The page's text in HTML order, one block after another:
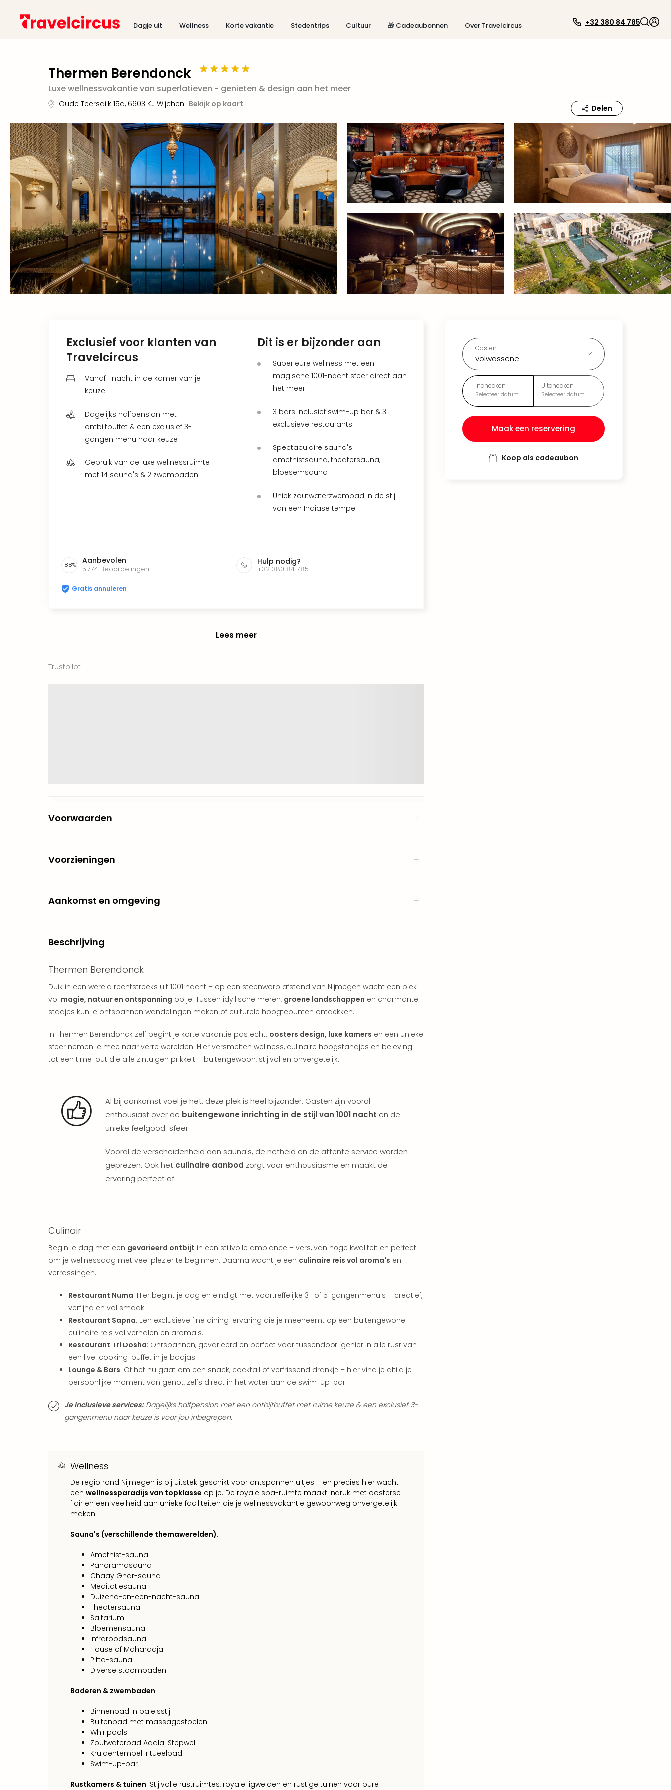
Dagje uit Wellness Korte vakantie Stedentrips Cultuur 🎁 Cadeaubonnen Over Travelcircus +32 380 84 785
Thermen Berendonck
Luxe wellnessvakantie van superlatieven - genieten & design aan het meer
Oude Teersdijk 15a, 6603 KJ Wijchen Bekijk op kaart Delen
Gasten
volwassene
Inchecken
Selecteer datum
Uitchecken
Selecteer datum
Maak een reservering
Koop als cadeaubon
Exclusief voor klanten van
Travelcircus
Vanaf 1 nacht in de kamer van je
keuze
Dagelijks halfpension met
ontbijtbuffet & een exclusief 3-
gangen menu naar keuze
Gebruik van de luxe wellnessruimte
met 14 sauna's & 2 zwembaden
Dit is er bijzonder aan
Superieure wellness met een
magische 1001-nacht sfeer direct aan
het meer
3 bars inclusief swim-up bar & 3
exclusieve restaurants
Spectaculaire sauna's:
amethistsauna, theatersauna,
bloesemsauna
Uniek zoutwaterzwembad in de stijl
van een Indiase tempel
88% Aanbevolen
5.774 Beoordelingen
Hulp nodig?
+32 380 84 785
Gratis annuleren
Lees meer
Trustpilot
Voorwaarden
Voorzieningen
Aankomst en omgeving
Beschrijving
Thermen Berendonck
Duik in een wereld rechtstreeks uit 1001 nacht – op een steenworp afstand van Nijmegen wacht een plek
vol magie, natuur en ontspanning op je. Tussen idyllische meren, groene landschappen en charmante
stadjes kun je ontspannen wandelingen maken of culturele hoogtepunten ontdekken.
In Thermen Berendonck zelf begint je korte vakantie pas echt: oosters design, luxe kamers en een unieke
sfeer nemen je mee naar verre werelden. Hier versmelten wellness, culinaire hoogstandjes en beleving
tot een time-out die alle zintuigen prikkelt – buitengewoon, stijlvol en onvergetelijk.
Al bij aankomst voel je het: deze plek is heel bijzonder. Gasten zijn vooral
enthousiast over de buitengewone inrichting in de stijl van 1001 nacht en de
unieke feelgood-sfeer.
Vooral de verscheidenheid aan sauna's, de netheid en de attente service worden
geprezen. Ook het culinaire aanbod zorgt voor enthousiasme en maakt de
ervaring perfect af.
Culinair
Begin je dag met een gevarieerd ontbijt in een stijlvolle ambiance – vers, van hoge kwaliteit en perfect
om je wellnessdag met veel plezier te beginnen. Daarna wacht je een culinaire reis vol aroma's en
verrassingen.
Restaurant Numa: Hier begint je dag en eindigt met voortreffelijke 3- of 5-gangenmenu's – creatief,
verfijnd en vol smaak.
Restaurant Sapna: Een exclusieve fine dining-ervaring die je meeneemt op een buitengewone
culinaire reis vol verhalen en aroma's.
Restaurant Tri Dosha: Ontspannen, gevarieerd en perfect voor tussendoor: geniet in alle rust van
een live-cooking-buffet in je badjas.
Lounge & Bars: Of het nu gaat om een snack, cocktail of verfrissend drankje – hier vind je altijd je
persoonlijke moment van genot, zelfs direct in het water aan de swim-up-bar.
Je inclusieve services:Dagelijks halfpension met een ontbijtbuffet met ruime keuze & een exclusief 3-
gangenmenu naar keuze is voor jou inbegrepen.
Wellness
De regio rond Nijmegen is bij uitstek geschikt voor ontspannen uitjes – en precies hier wacht
een wellnessparadijs van topklasse op je. De royale spa-ruimte maakt indruk met oosterse
flair en een veelheid aan unieke faciliteiten die je wellnessvakantie gewoonweg onvergetelijk
maken.
Sauna's (verschillende themawerelden):
Amethist-sauna
Panoramasauna
Chaay Ghar-sauna
Meditatiesauna
Duizend-en-een-nacht-sauna
Theatersauna
Saltarium
Bloemensauna
Infraroodsauna
House of Maharadja
Pitta-sauna
Diverse stoombaden
Baderen & zwembaden:
Binnenbad in paleisstijl
Buitenbad met massagestoelen
Whirlpools
Zoutwaterbad Adalaj Stepwell
Kruidentempel-ritueelbad
Swim-up-bar
Rustkamers & tuinen: Stijlvolle rustruimtes, royale ligweiden en rustige tuinen voor pure